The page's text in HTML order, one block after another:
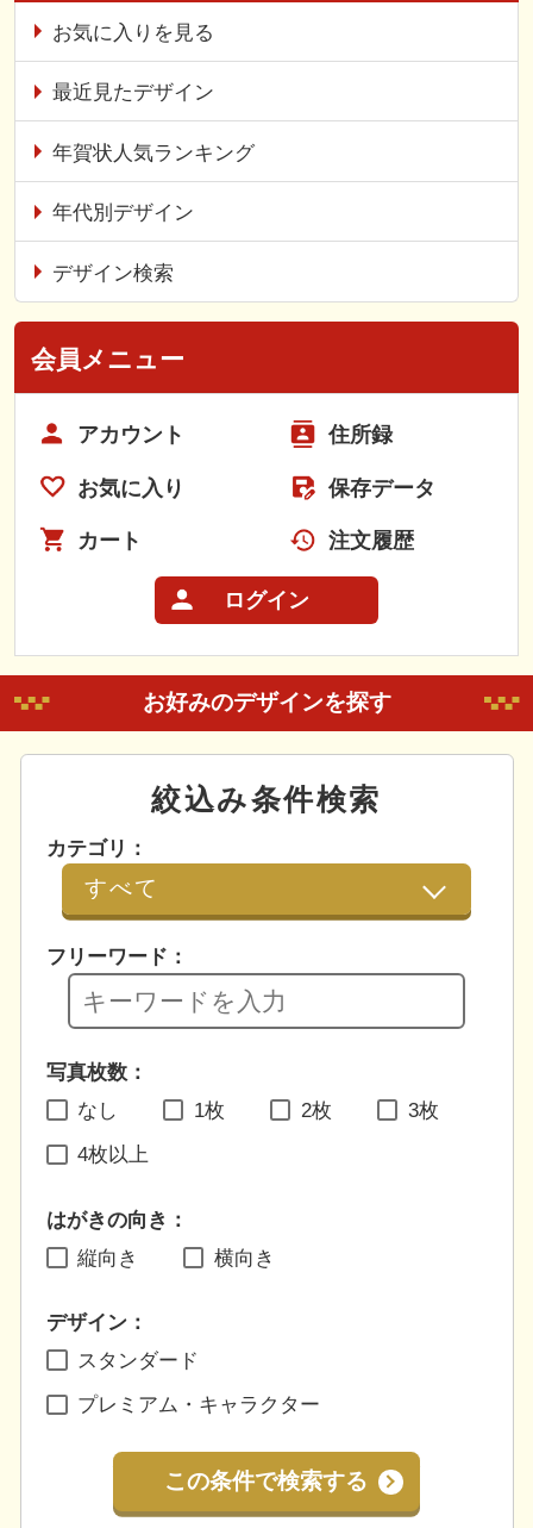
お気に入りを見る
最近見たデザイン
年賀状人気ランキング
年代別デザイン
デザイン検索
会員メニュー
アカウント 住所録
お気に入り 保存データ
カート 注文履歴
ログイン
お好みのデザインを探す
絞込み条件検索
カテゴリ：
フリーワード：
写真枚数：
なし
1枚 2枚 3枚
4枚以上
はがきの向き：
縦向き
横向き
デザイン：
スタンダード
プレミアム・キャラクター
この条件で検索する